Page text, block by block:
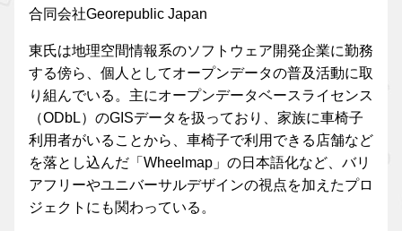
合同会社Georepublic Japan
東氏は地理空間情報系のソフトウェア開発企業に勤務
する傍ら、個人としてオープンデータの普及活動に取
り組んでいる。主にオープンデータベースライセンス
（ODbL）のGISデータを扱っており、家族に車椅子
利用者がいることから、車椅子で利用できる店舗など
を落とし込んだ「Wheelmap」の日本語化など、バリ
アフリーやユニバーサルデザインの視点を加えたプロ
ジェクトにも関わっている。